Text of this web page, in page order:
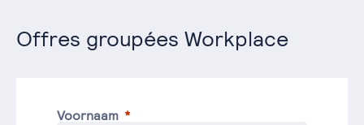
Offres groupées Workplace
Voornaam